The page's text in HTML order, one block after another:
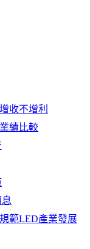
收不增利
績比較
範LED產業發展